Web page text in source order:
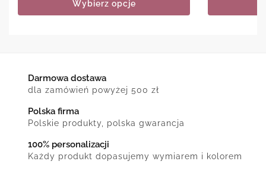
Wybierz opcje
Darmowa dostawa
dla zamówień powyżej 500 zł
Polska firma
Polskie produkty, polska gwarancja
100% personalizacji
Każdy produkt dopasujemy wymiarem i kolorem